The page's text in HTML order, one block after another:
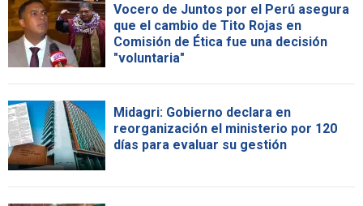
Vocero de Juntos por el Perú asegura
que el cambio de Tito Rojas en
Comisión de Ética fue una decisión
"voluntaria"
Midagri: Gobierno declara en
reorganización el ministerio por 120
días para evaluar su gestión